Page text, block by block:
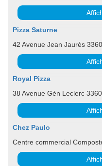
Pizza Saturne
42 Avenue Jean Jaurès
Royal Pizza
38 Avenue Gén Leclerc
Chez Paulo
Centre commercial